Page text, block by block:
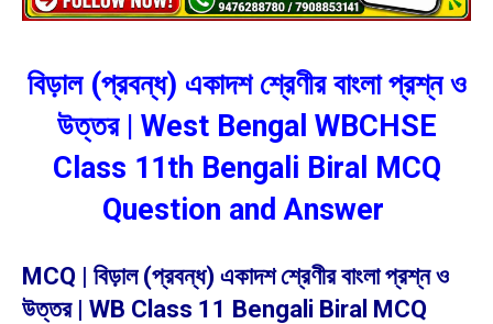
বিড়াল (প্রবন্ধ) একাদশ শ্রেণীর বাংলা প্রশ্ন ও
উত্তর | West Bengal WBCHSE
Class 11th Bengali Biral MCQ
Question and Answer
MCQ | বিড়াল (প্রবন্ধ) একাদশ শ্রেণীর বাংলা প্রশ্ন ও
উত্তর | WB Class 11 Bengali Biral MCQ